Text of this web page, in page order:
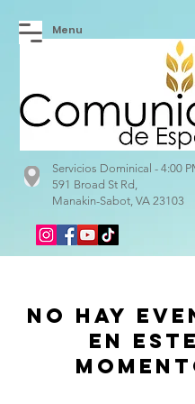
Servicios Dominical - 4:00
591 Broad St Rd,
Manakin-Sabot, VA 23103
Menu
No hay
en este